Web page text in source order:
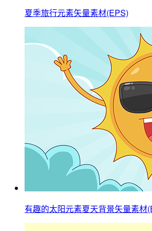
夏季旅行元素矢量素材(EPS)
有趣的太阳元素夏天背景矢量素材